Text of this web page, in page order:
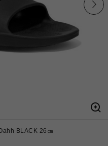
BLACK 26㎝